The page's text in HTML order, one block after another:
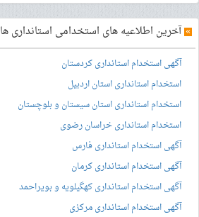
»آخرین اطلاعیه های استخدامی استانداری ها
آگهی استخدام استانداری کردستان
استخدام استانداری استان اردبیل
استخدام استانداری استان سیستان و بلوچستان
استخدام استانداری خراسان رضوی
آگهی استخدام استانداری فارس
آگهی استخدام استانداری کرمان
آگهی استخدام استانداری کهگیلویه و بویراحمد
آگهی استخدام استانداری مرکزی